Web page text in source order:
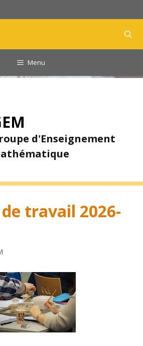
Menu
d'Enseignement
travail 2026-